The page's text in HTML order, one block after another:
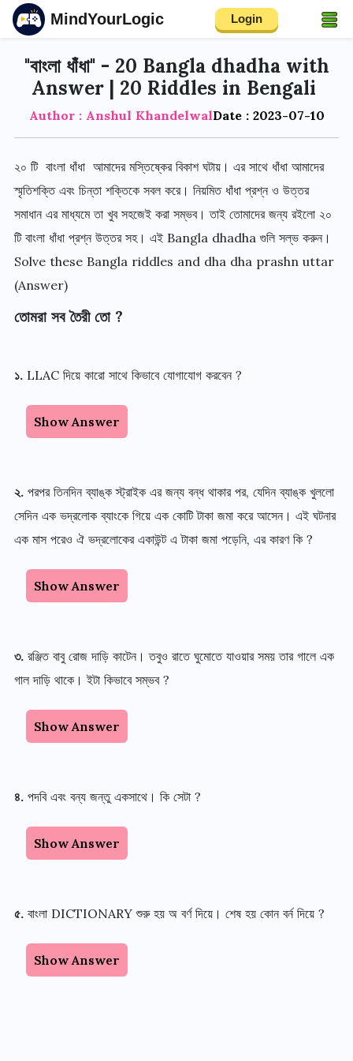
MindYourLogic Login
"বাংলা ধাঁধা" - 20 Bangla dhadha with
Answer | 20 Riddles in Bengali
Author : Anshul KhandelwalDate : 2023-07-10
২০ টি বাংলা ধাঁধা আমাদের মস্তিষ্কের বিকাশ ঘটায়। এর সাথে ধাঁধা আমাদের
স্মৃতিশক্তি এবং চিন্তা শক্তিকে সবল করে। নিয়মিত ধাঁধা প্রশ্ন ও উত্তর
সমাধান এর মাধ্যমে তা খুব সহজেই করা সম্ভব।তাই তোমাদের জন্য রইলো ২০
টি বাংলা ধাঁধা প্রশ্ন উত্তর সহ। এই Bangla dhadha গুলি সল্ভ করুন।
Solve these Bangla riddles and dha dha prashn uttar
(Answer)
তোমরা সব তৈরী তো ?
১. LLAC দিয়ে কারো সাথে কিভাবে যোগাযোগ করবেন ?
Show Answer
২. পরপর তিনদিন ব্যাঙ্ক স্ট্রাইক এর জন্য বন্ধ থাকার পর, যেদিন ব্যাঙ্ক খুললো
সেদিন এক ভদ্রলোক ব্যাংকে গিয়ে এক কোটি টাকা জমা করে আসেন। এই ঘটনার
এক মাস পরেও ঐ ভদ্রলোকের একাউন্ট এ টাকা জমা পড়েনি, এর কারণ কি ?
Show Answer
৩. রঞ্জিত বাবু রোজ দাড়ি কাটেন।তবুও রাতে ঘুমোতে যাওয়ার সময় তার গালে এক
গাল দাড়ি থাকে।ইটা কিভাবে সম্ভব ?
Show Answer
৪. পদবি এবং বন্য জন্তু একসাথে। কি সেটা ?
Show Answer
৫. বাংলা DICTIONARYশুরু হয় অ বর্ণ দিয়ে। শেষ হয় কোন বর্ন দিয়ে ?
Show Answer